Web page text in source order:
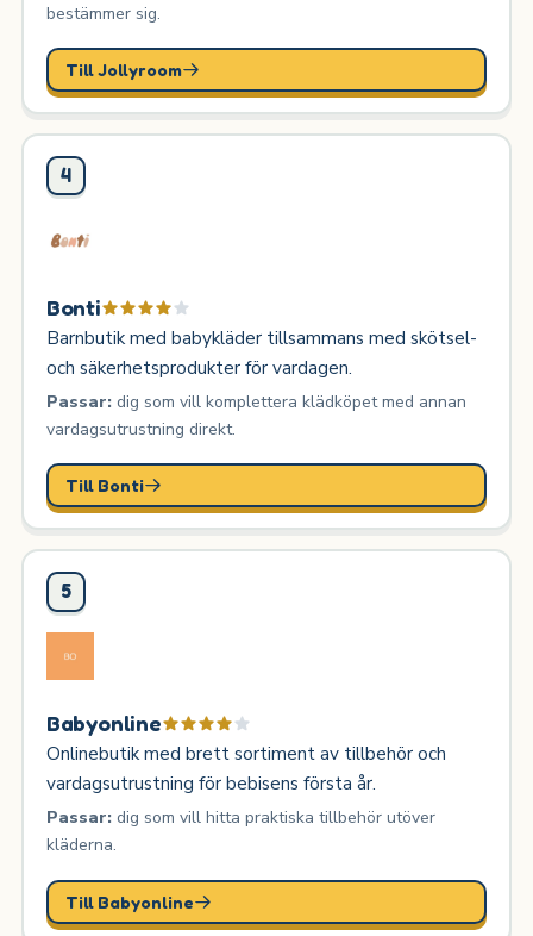
bestämmer sig.
Till Jollyroom
4
Bonti
Barnbutik med babykläder tillsammans med skötsel-
och säkerhetsprodukter för vardagen.
Passar:dig som vill komplettera klädköpet med annan
vardagsutrustning direkt.
Till Bonti
5
Babyonline
Onlinebutik med brett sortiment av tillbehör och
vardagsutrustning för bebisens första år.
Passar:dig som vill hitta praktiska tillbehör utöver
kläderna.
Till Babyonline